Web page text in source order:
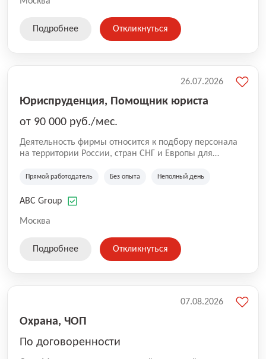
SKU, премиальные бренды кормов и собственные
Подробнее Откликнуться
Юриспруденция, Помощник юриста
от 90 000 руб./мес.
Деятельность фирмы относится к подбору персонала
на территории России, стран СНГ и Европы для
культуре и развлечениям, информационным
Прямой работодатель Без опыта Неполный день
ABC Group
Москва
26.07.2026
Подробнее Откликнуться
Охрана, ЧОП
По договоренности
07.08.2026